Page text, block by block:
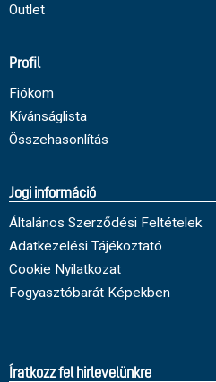
Outlet
Profil
Fiókom
Kívánságlista
Összehasonlítás
Jogi információ
Általános Szerződési Feltételek
Adatkezelési Tájékoztató
Cookie Nyilatkozat
Fogyasztóbarát Képekben
Íratkozz fel hirlevelünkre